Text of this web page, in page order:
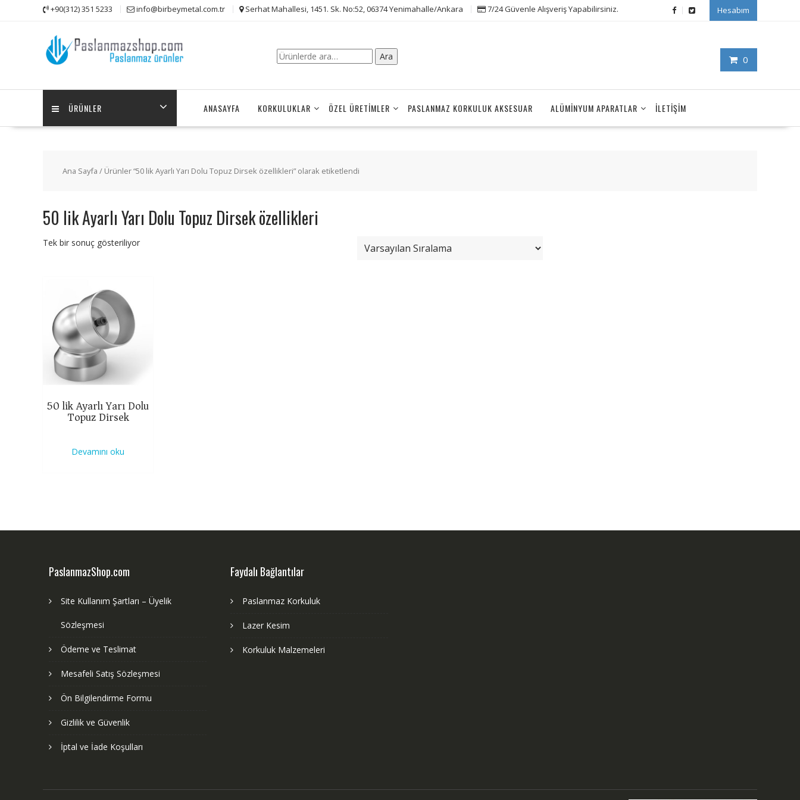
+90(312) 351 5233 info@birbeymetal.com.tr Serhat Mahallesi, 1451. Sk. No:52, 06374 Yenimahalle/Ankara 7/24 Güvenle Alışveriş Yapabilirsiniz. Hesabım
0
Ara: Ara
ÜRÜNLER ANASAYFA KORKULUKLAR ÖZEL ÜRETIMLER PASLANMAZ KORKULUK AKSESUAR ALÜMINYUM APARATLAR İLETIŞIM
Ana Sayfa / Ürünler “50 lik Ayarlı Yarı Dolu Topuz Dirsek özellikleri” olarak etiketlendi
50 lik Ayarlı Yarı Dolu Topuz Dirsek özellikleri
Tek bir sonuç gösteriliyor
50 lik Ayarlı Yarı Dolu
Topuz Dirsek
Devamını oku
PaslanmazShop.com
Site Kullanım Şartları – Üyelik
Sözleşmesi
Ödeme ve Teslimat
Mesafeli Satış Sözleşmesi
Ön Bilgilendirme Formu
Gizlilik ve Güvenlik
İptal ve İade Koşulları
Faydalı Bağlantılar
Paslanmaz Korkuluk
Lazer Kesim
Korkuluk Malzemeleri